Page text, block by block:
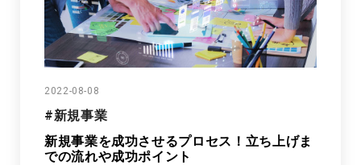
2022-08-08
#新規事業
新規事業を成功させるプロセス！立ち上げま
での流れや成功ポイント